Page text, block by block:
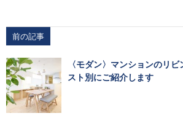
前の記事
〈モダン〉マンションのリ
スト別にご紹介します